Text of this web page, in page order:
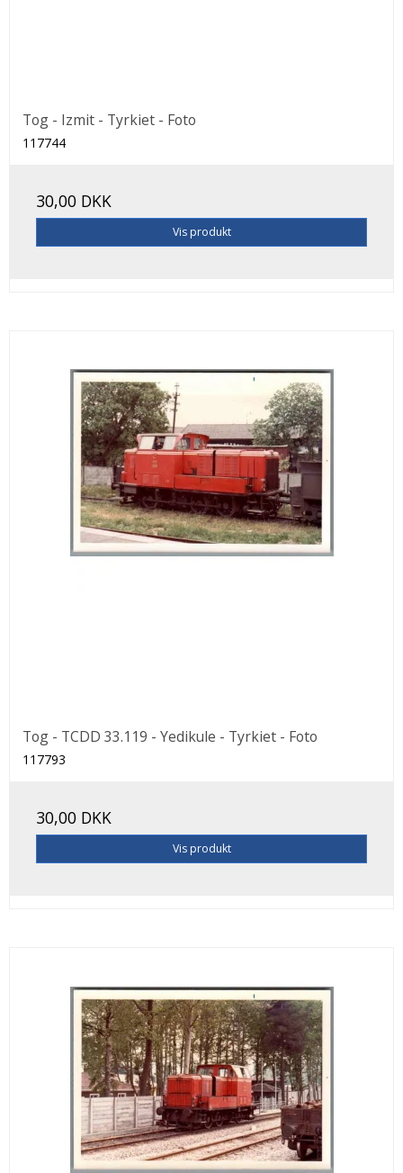
Tog - Izmit - Tyrkiet - Foto
117744
30,00 DKK
Vis produkt
Tog - TCDD 33.119 - Yedikule - Tyrkiet - Foto
117793
30,00 DKK
Vis produkt